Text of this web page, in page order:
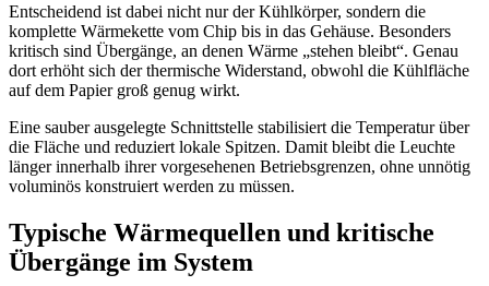
Entscheidend ist dabei nicht nur der Kühlkörper, sondern die
komplette Wärmekette vom Chip bis in das Gehäuse. Besonders
kritisch sind Übergänge, an denen Wärme „stehen bleibt“. Genau
dort erhöht sich der thermische Widerstand, obwohl die Kühlfläche
auf dem Papier groß genug wirkt.
Eine sauber ausgelegte Schnittstelle stabilisiert die Temperatur über
die Fläche und reduziert lokale Spitzen. Damit bleibt die Leuchte
länger innerhalb ihrer vorgesehenen Betriebsgrenzen, ohne unnötig
voluminös konstruiert werden zu müssen.
Typische Wärmequellen und kritische
Übergänge im System